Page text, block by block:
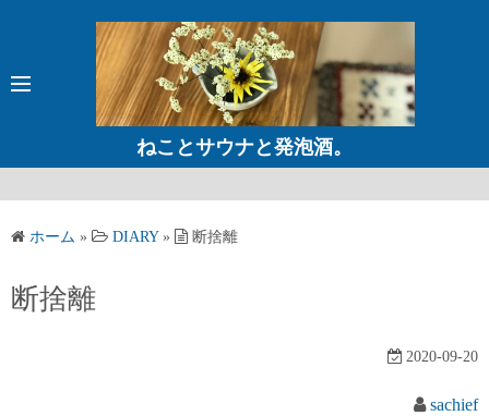
ン
ッ
ねことサウナと発泡酒。
ホーム » DIARY» 断捨離
断捨離
2020-09-20
sachief